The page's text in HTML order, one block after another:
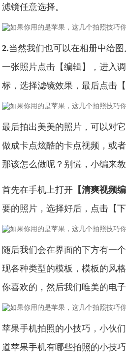
滤镜任意选择。
2.当然我们也可以在相册中给
一张照片点击【编辑】，进入
标，选择滤镜效果，最后点击【
最后拍出美美的照片，可以对
做成卡点炫酷的卡点视频，或
那该怎么做呢？别慌，小编来教
首先在手机上打开 【清爽视频编
要的照片，选择好后，点击【下
随后我们会在界面的下方有一
现各种类型的模板，模板的风
你喜欢的，然后我们唯美的电子
苹果手机拍照的小技巧，小伙
道苹果手机有哪些拍照的小技巧